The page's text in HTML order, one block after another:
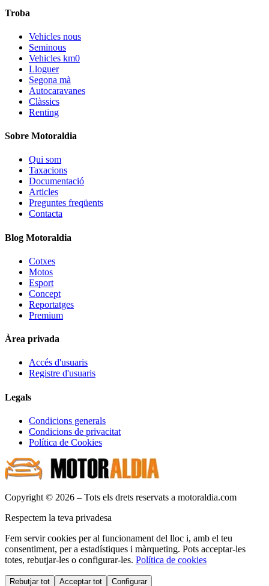
Troba
Vehicles nous
Seminous
Vehicles km0
Lloguer
Segona mà
Autocaravanes
Clàssics
Renting
Sobre Motoraldia
Qui som
Taxacions
Documentació
Articles
Preguntes freqüents
Contacta
Blog Motoraldia
Cotxes
Motos
Esport
Concept
Reportatges
Premium
Àrea privada
Accés d'usuaris
Registre d'usuaris
Legals
Condicions generals
Condicions de privacitat
Política de Cookies
Copyright © 2026 – Tots els drets reservats a motoraldia.com
Respectem la teva privadesa
Fem servir cookies per al funcionament del lloc i, amb el teu
consentiment, per a estadístiques i màrqueting. Pots acceptar-les
totes, rebutjar-les o configurar-les. Política de cookies
Rebutjar tot Acceptar tot Configurar